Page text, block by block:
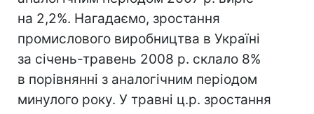
на 2,2%. Нагадаємо, зростання
промислового виробництва в Україні
за січень-травень 2008 р. склало 8%
в порівнянні з аналогічним періодом
минулого року. У травні ц.р. зростання